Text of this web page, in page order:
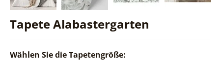
Tapete Alabastergarten
Wählen Sie die Tapetengröße: